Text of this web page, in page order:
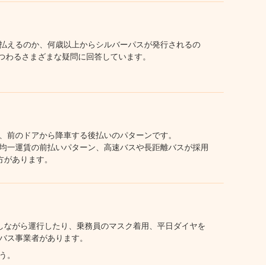
えるのか、何歳以上からシルバーパスが発行されるの
るさまざまな疑問に回答しています。
のドアから降車する後払いのパターンです。
一運賃の前払いパターン、高速バスや長距離バスが採用
あります。
がら運行したり、乗務員のマスク着用、平日ダイヤを
事業者があります。
。